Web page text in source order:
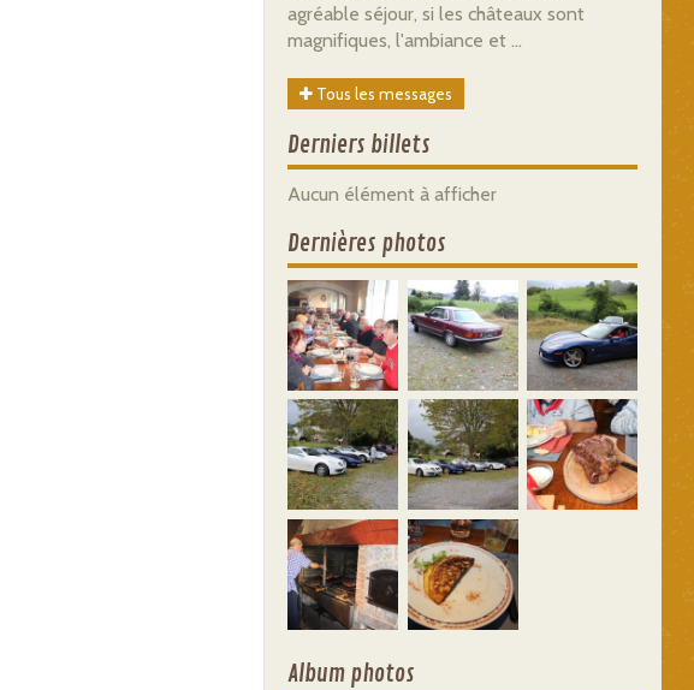
agréable séjour, si les châteaux sont
magnifiques, l'ambiance et ...
Tous les messages
Derniers billets
Aucun élément à afficher
Dernières photos
Album photos